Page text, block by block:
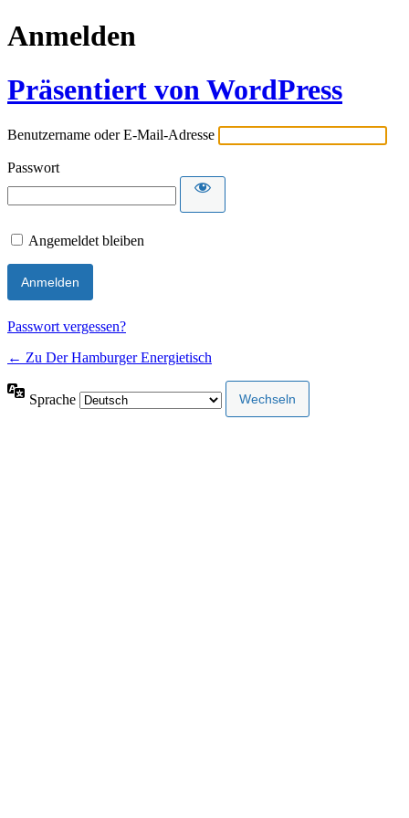
Anmelden
Präsentiert von WordPress
Benutzername oder E-Mail-Adresse
Passwort
Angemeldet bleiben
Passwort vergessen?
← Zu Der Hamburger Energietisch
Sprache